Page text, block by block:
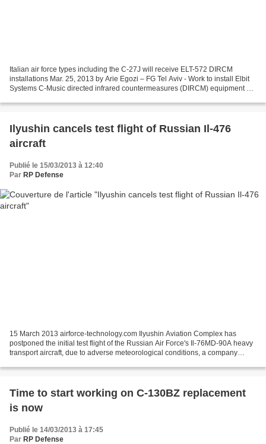
Italian air force types including the C-27J will receive ELT-572 DIRCM
installations Mar. 25, 2013 by Arie Egozi – FG Tel Aviv - Work to install Elbit
Systems C-Music directed infrared countermeasures (DIRCM) equipment on
Ilyushin cancels test flight of Russian Il-476
aircraft
Publié le 15/03/2013 à 12:40
Par RP Defense
15 March 2013 airforce-technology.com Ilyushin Aviation Complex has
postponed the initial test flight of the Russian Air Force's Il-76MD-90A heavy
transport aircraft, due to adverse meteorological conditions, a company
Time to start working on C-130BZ replacement
is now
Publié le 14/03/2013 à 17:45
Par RP Defense